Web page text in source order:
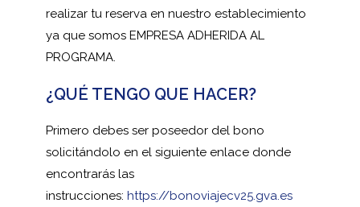
realizar tu reserva en nuestro establecimiento
ya que somos EMPRESA ADHERIDA AL
PROGRAMA.
¿QUÉ TENGO QUE HACER?
Primero debes ser poseedor del bono
solicitándolo en el siguiente enlace donde
encontrarás las
instrucciones: https://bonoviajecv25.gva.es